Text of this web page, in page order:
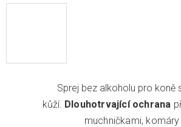
Sprej bez alkoholu pro koně
kůží. Dlouhotrvající ochrana
muchničkami, komáry